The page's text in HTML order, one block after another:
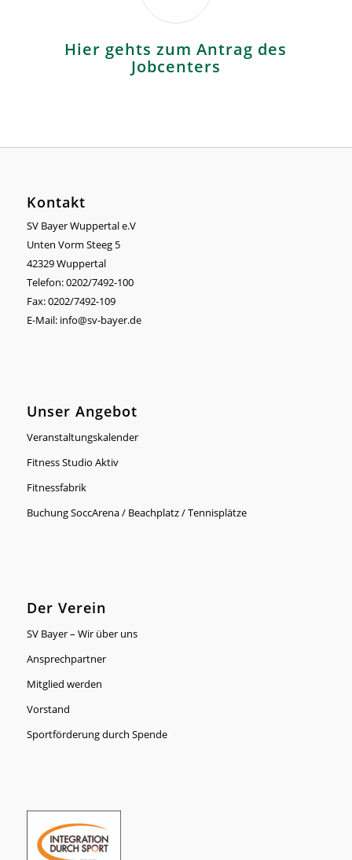
Hier gehts zum Antrag des
Jobcenters
Kontakt
SV Bayer Wuppertal e.V
Unten Vorm Steeg 5
42329 Wuppertal
Telefon: 0202/7492-100
Fax: 0202/7492-109
E-Mail: info@sv-bayer.de
Unser Angebot
Veranstaltungskalender
Fitness Studio Aktiv
Fitnessfabrik
Buchung SoccArena / Beachplatz / Tennisplätze
Der Verein
SV Bayer – Wir über uns
Ansprechpartner
Mitglied werden
Vorstand
Sportförderung durch Spende